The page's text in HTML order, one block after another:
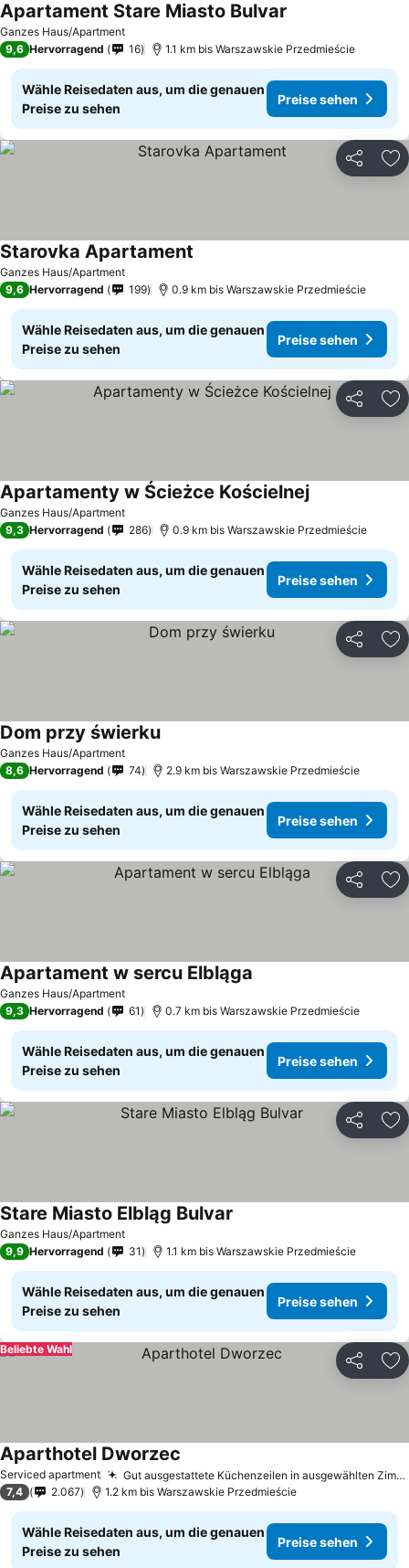
Ganzes Haus/Apartment
Apartament Stare Miasto Bulvar
9,6 Hervorragend 16 1.1 km bis Warszawskie Przedmieście
Wähle Reisedaten aus, um die genauen
Preise zu sehen
Preise sehen
Teilen
Ganzes Haus/Apartment
Starovka Apartament
9,6 Hervorragend 199 0.9 km bis Warszawskie Przedmieście
Wähle Reisedaten aus, um die genauen
Preise zu sehen
Preise sehen
Teilen
Ganzes Haus/Apartment
Apartamenty w Ścieżce Kościelnej
9,3 Hervorragend 286 0.9 km bis Warszawskie Przedmieście
Wähle Reisedaten aus, um die genauen
Preise zu sehen
Preise sehen
Teilen
Ganzes Haus/Apartment
Dom przy świerku
8,6 Hervorragend 74 2.9 km bis Warszawskie Przedmieście
Wähle Reisedaten aus, um die genauen
Preise zu sehen
Preise sehen
Teilen
Ganzes Haus/Apartment
Apartament w sercu Elbląga
9,3 Hervorragend 61 0.7 km bis Warszawskie Przedmieście
Wähle Reisedaten aus, um die genauen
Preise zu sehen
Preise sehen
Teilen
Ganzes Haus/Apartment
Stare Miasto Elbląg Bulvar
9,9 Hervorragend 31 1.1 km bis Warszawskie Przedmieście
Wähle Reisedaten aus, um die genauen
Preise zu sehen
Preise sehen
Teilen
Beliebte Wahl
Serviced apartment Gut ausgestattete Küchenzeilen in ausgewählten Zimmern
Aparthotel Dworzec
7,4 2.067 1.2 km bis Warszawskie Przedmieście
Wähle Reisedaten aus, um die genauen
Preise zu sehen
Preise sehen